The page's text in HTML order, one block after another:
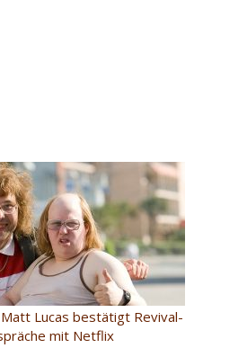
Lucas bestätigt Revival-
mit Netflix